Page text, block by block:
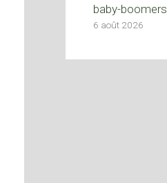
baby-boomers
6 août 2026